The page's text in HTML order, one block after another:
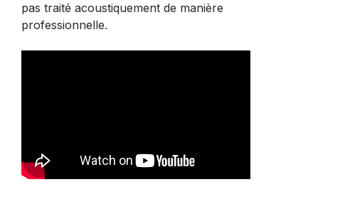
pas traité acoustiquement de manière
professionnelle.